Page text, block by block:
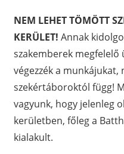
NEM LEHET TÖMÖTT
KERÜLET! Annak
szakemberek
végezzék a munkájukat,
szekértáboroktól függ!
vagyunk, hogy jelenleg
kerületben, főleg a
kialakult.